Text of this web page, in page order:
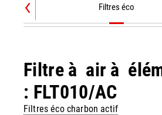
Filtres éco
Filtre à air à
: FLT010/AC
Filtres éco charbon actif